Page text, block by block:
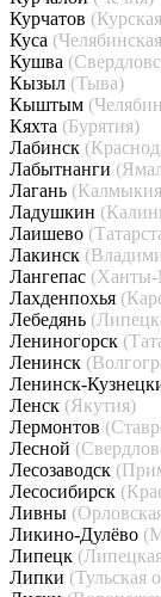
Курчатов
Куса
Кушва
Кызыл (Тыва)
Кыштым
Кяхта (Бурятия)
Лабинск
Лабытнанги
Лагань
Ладушкин
Лаишево
Лакинск
Лангепас
Лахденпохья
Лебедянь
Лениногорск
Ленинск
Ленинск-
Ленск (Якутия)
Лермонтов
Лесной
Лесозаводск
Лесосибирск
Ливны
Ликино-Дулёво
Липецк
Липки (Тульская